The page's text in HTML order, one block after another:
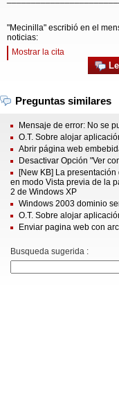
"Mecinilla" escribió en el
noticias:
Mostrar la cita
Preguntas similares
Mensaje de error: No se
O.T. Sobre alojar
Abrir página web
Desactivar Opción "Ver
[New KB] La
en modo Vista previa de la
2 de Windows XP
Windows 2003 dominio
O.T. Sobre alojar
Enviar pagina web con
Busqueda sugerida :